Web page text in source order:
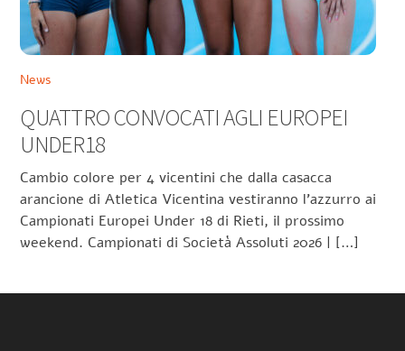
News
QUATTRO CONVOCATI AGLI EUROPEI
UNDER18
Cambio colore per 4 vicentini che dalla casacca
arancione di Atletica Vicentina vestiranno l’azzurro ai
Campionati Europei Under 18 di Rieti, il prossimo
weekend. Campionati di Società Assoluti 2026 | […]